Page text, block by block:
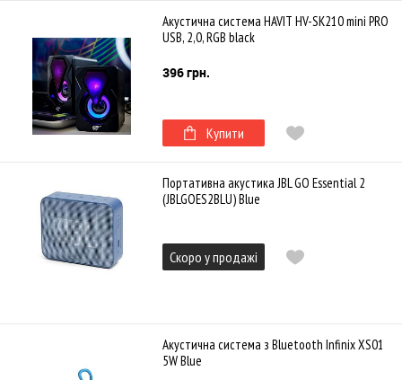
Акустична система HAVIT HV-SK210 mini PRO
USB, 2,0, RGB black
396 грн.
Купити
Портативна акустика JBL GO Essential 2
(JBLGOES2BLU) Blue
Скоро у продажі
Акустична система з Bluetooth Infinix XS01
5W Blue